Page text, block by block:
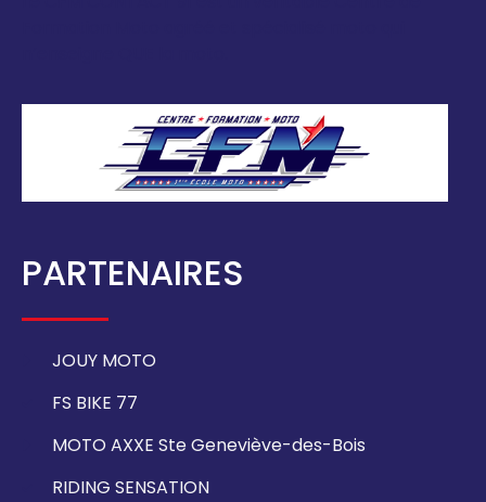
PARTENAIRES
JOUY MOTO
FS BIKE 77
MOTO AXXE Ste Geneviève-des-Bois
RIDING SENSATION